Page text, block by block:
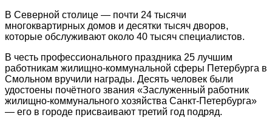
В Северной столице — почти 24 тысячи
многоквартирных домов и десятки тысяч дворов,
которые обслуживают около 40 тысяч специалистов.
В честь профессионального праздника 25 лучшим
работникам жилищно-коммунальной сферы Петербурга в
Смольном вручили награды. Десять человек были
удостоены почётного звания «Заслуженный работник
жилищно-коммунального хозяйства Санкт‑Петербурга»
— его в городе присваивают третий год подряд.